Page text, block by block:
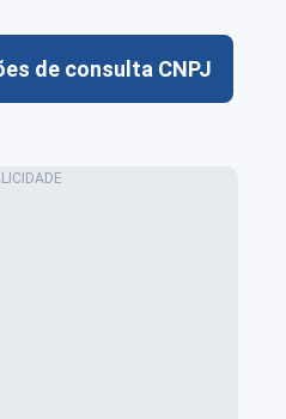
de consulta CNPJ